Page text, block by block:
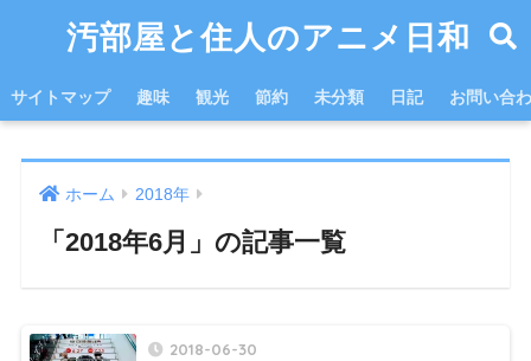
汚部屋と住人のアニメ日和
サイトマップ 趣味 観光 節約 未分類 日記 お問い合
ホーム 2018年
「2018年6月」の記事一覧
2018-06-30